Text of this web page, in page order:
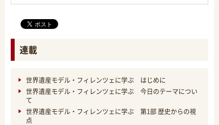
連載
世界遺産モデル・フィレンツェに学ぶ はじめに
世界遺産モデル・フィレンツェに学ぶ 今日のテーマについ
て
世界遺産モデル・フィレンツェに学ぶ 第1部 歴史からの視
点